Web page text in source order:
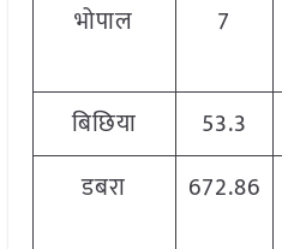
भोपाल 7
बिछिया 53.3
डबरा
672.86